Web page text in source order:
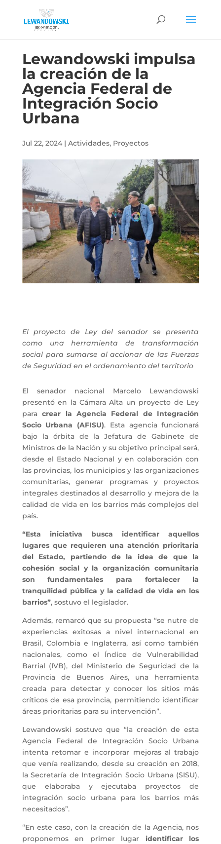
Lewandowski impulsa
la creación de la
Agencia Federal de
Integración Socio
Urbana
Jul 22, 2024| Actividades, Proyectos
El proyecto de Ley del senador se presenta
como una herramienta de transformación
social para sumarse al accionar de las Fuerzas
de Seguridad en el ordenamiento del territorio
El senador nacional Marcelo Lewandowski
presentó en la Cámara Alta un proyecto de Ley
paracrear la Agencia Federal de Integración
Socio Urbana (AFISU). Esta agencia funcionará
bajo la órbita de la Jefatura de Gabinete de
Ministros de la Nación y su objetivo principal será,
desde el Estado Nacional y en colaboración con
las provincias, los municipios y las organizaciones
comunitarias, generar programas y proyectos
integrales destinados al desarrollo y mejora de la
calidad de vida en los barrios más complejos del
país.
“Esta iniciativa busca identificar aquellos
lugares que requieren una atención prioritaria
del Estado, partiendo de la idea de que la
cohesión social y la organización comunitaria
son fundamentales para fortalecer la
tranquilidad pública y la calidad de vida en los
barrios”, sostuvo el legislador.
Además, remarcó que su propuesta “se nutre de
experiencias exitosas a nivel internacional en
Brasil, Colombia e Inglaterra, así como también
nacionales, como el Índice de Vulnerabilidad
Barrial (IVB), del Ministerio de Seguridad de la
Provincia de Buenos Aires, una herramienta
creada para detectar y conocer los sitios más
críticos de esa provincia, permitiendo identificar
áreas prioritarias para su intervención”.
Lewandowski sostuvo que “la creación de esta
Agencia Federal de Integración Socio Urbana
intenta retomar e incorporar mejoras al trabajo
que venía realizando, desde su creación en 2018,
la Secretaría de Integración Socio Urbana (SISU),
que elaboraba y ejecutaba proyectos de
integración socio urbana para los barrios más
necesitados”.
“En este caso, con la creación de la Agencia, nos
proponemos en primer lugar identificar los